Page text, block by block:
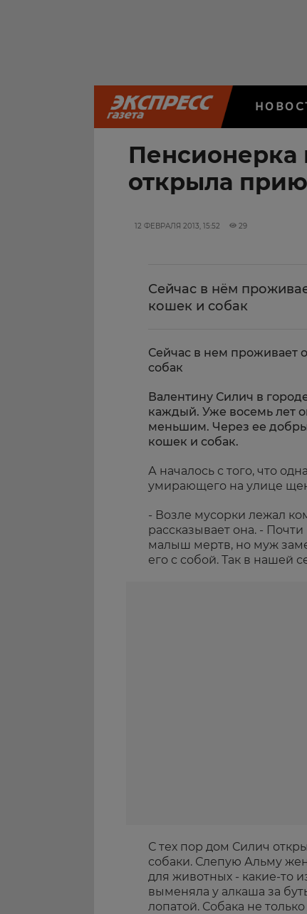
Пенсионерка
открыла
12 ФЕВРАЛЯ 2013, 15:52 29
Сейчас в нём
кошек и собак
Сейчас в нем проживает
собак
Валентину Силич в
каждый. Уже восемь лет
меньшим. Через ее
кошек и собак.
А началось с того, что
умирающего на улице
- Возле мусорки лежал
рассказывает она. -
малыш мертв, но муж
его с собой. Так в нашей
С тех пор дом Силич
собаки. Слепую Альму
для животных - какие-то
выменяла у алкаша за
лопатой. Собака не